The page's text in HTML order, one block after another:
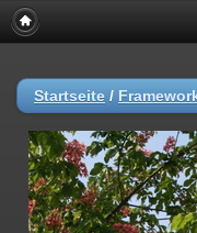
Startseite /